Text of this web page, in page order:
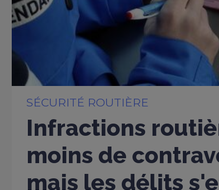
SÉCURITÉ ROUTIÈRE
Infractions
moins de
mais les délits